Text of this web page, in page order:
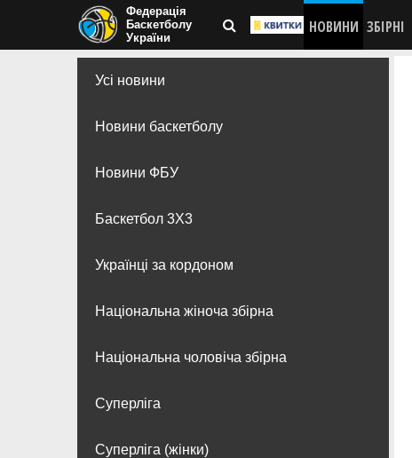
Федерація
Баскетболу
України
НОВИНИ ЗБІРНІ
Усі новини
Новини баскетболу
Новини ФБУ
Баскетбол 3Х3
Українці за кордоном
Національна жіноча збірна
Національна чоловіча збірна
Суперліга
Суперліга (жінки)